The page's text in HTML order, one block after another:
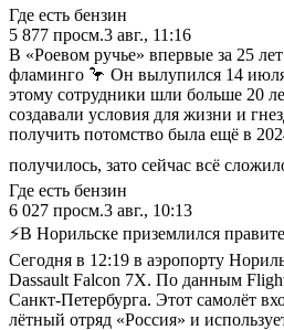
Где есть бензин
5 877 просм.3 авг., 11:16
В «Роевом ручье» впервые за 25
фламинго 🦩 Он вылупился 14
этому сотрудники шли больше 20
создавали условия для жизни и
получить потомство была ещё в
получилось, зато сейчас всё
Где есть бензин
6 027 просм.3 авг., 10:13
⚡️В Норильске приземлился
Сегодня в 12:19 в аэропорту
Dassault Falcon 7X. По данным
Санкт-Петербурга. Этот самолёт
лётный отряд «Россия» и